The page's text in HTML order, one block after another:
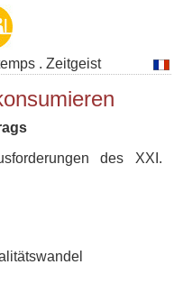
. Zeitgeist
des XXI.